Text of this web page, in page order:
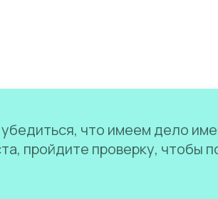
что имеем дело
пройдите проверку, чтобы